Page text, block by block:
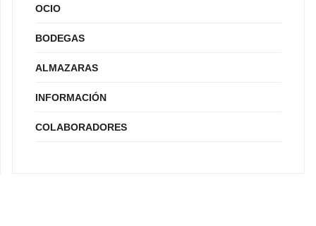
OCIO
BODEGAS
ALMAZARAS
INFORMACIÓN
COLABORADORES